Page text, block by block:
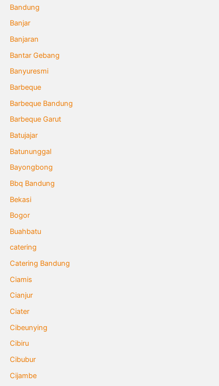
Bandung
Banjar
Banjaran
Bantar Gebang
Banyuresmi
Barbeque
Barbeque Bandung
Barbeque Garut
Batujajar
Batununggal
Bayongbong
Bbq Bandung
Bekasi
Bogor
Buahbatu
catering
Catering Bandung
Ciamis
Cianjur
Ciater
Cibeunying
Cibiru
Cibubur
Cijambe